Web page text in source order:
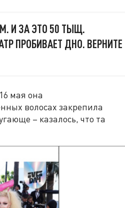
И ЗА ЭТО 50 ТЫЩ.
ПРОБИВАЕТ ДНО. ВЕРНИТЕ
мая она
волосах закрепила
– казалось, что та